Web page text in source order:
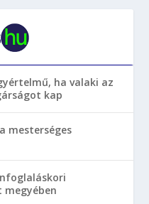
ha valaki az
kap
mesterséges